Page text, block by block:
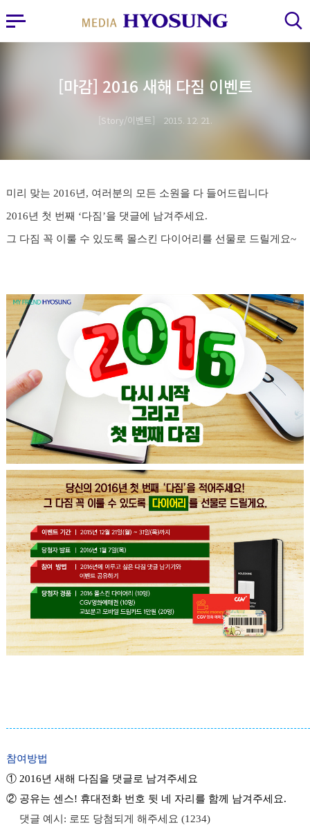
MY FRIEND HYOSUNG
사이드바 열기 검색 레이어 열기
[마감] 2016 새해 다짐 이벤트
Story/이벤트 2015. 12. 21.
미리 맞는 2016년, 여러분의 모든 소원을 다 들어드립니다
2016년 첫 번째 ‘다짐’을 댓글에 남겨주세요.
그 다짐 꼭 이룰 수 있도록 몰스킨 다이어리를 선물로 드릴게요~
참여방법
① 2016년 새해 다짐을 댓글로 남겨주세요
② 공유는 센스! 휴대전화 번호 뒷 네 자리를 함께 남겨주세요.
댓글 예시: 로또 당첨되게 해주세요 (1234)